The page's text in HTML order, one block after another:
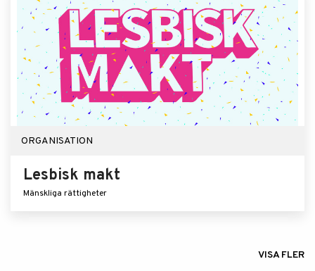
ORGANISATION
Lesbisk makt
Mänskliga rättigheter
VISA FLER